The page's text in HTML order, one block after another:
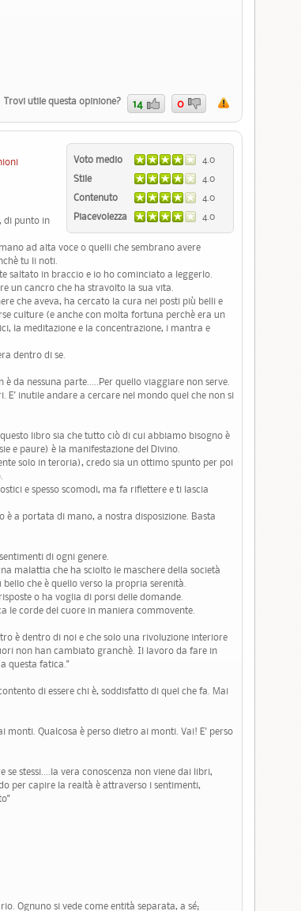
Trovi utile questa opinione? 14 0
Voto medio
4.0
Stile
4.0
Contenuto
4.0
Piacevolezza
4.0
di punto in
ad alta voce o quelli che sembrano avere
tu li noti.
saltato in braccio e io ho cominciato a leggerlo.
un cancro che ha stravolto la sua vita.
che aveva, ha cercato la cura nei posti più belli e
culture (e anche con molta fortuna perchè era un
la meditazione e la concentrazione, i mantra e
dentro di se.
da nessuna parte.....Per quello viaggiare non serve.
inutile andare a cercare nel mondo quel che non si
libro sia che tutto ciò di cui abbiamo bisogno è
e paure) è la manifestazione del Divino.
solo in teroria), credo sia un ottimo spunto per poi
e spesso scomodi, ma fa riflettere e ti lascia
a portata di mano, a nostra disposizione. Basta
di ogni genere.
malattia che ha sciolto le maschere della società
che è quello verso la propria serenità.
o ha voglia di porsi delle domande.
le corde del cuore in maniera commovente.
è dentro di noi e che solo una rivoluzione interiore
non han cambiato granchè. Il lavoro da fare in
questa fatica."
di essere chi è, soddisfatto di quel che fa. Mai
monti. Qualcosa è perso dietro ai monti. Vai! E' perso
stessi....la vera conoscenza non viene dai libri,
per capire la realtà è attraverso i sentimenti,
Ognuno si vede come entità separata, a sé;